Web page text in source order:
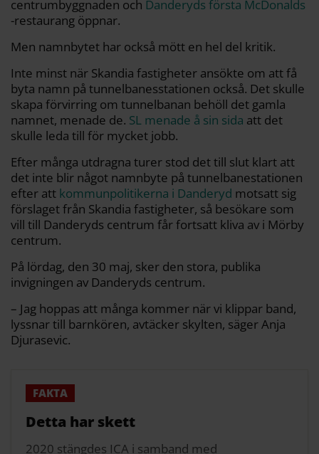
centrumbyggnaden och Danderyds första McDonalds
-restaurang öppnar.
Men namnbytet har också mött en hel del kritik.
Inte minst när Skandia fastigheter ansökte om att få
byta namn på tunnelbanesstationen också. Det skulle
skapa förvirring om tunnelbanan behöll det gamla
namnet, menade de. SL menade å sin sida att det
skulle leda till för mycket jobb.
Efter många utdragna turer stod det till slut klart att
det inte blir något namnbyte på tunnelbanestationen
efter att kommunpolitikerna i Danderyd motsatt sig
förslaget från Skandia fastigheter, så besökare som
vill till Danderyds centrum får fortsatt kliva av i Mörby
centrum.
På lördag, den 30 maj, sker den stora, publika
invigningen av Danderyds centrum.
– Jag hoppas att många kommer när vi klippar band,
lyssnar till barnkören, avtäcker skylten, säger Anja
Djurasevic.
Detta har skett
2020 stängdes ICA i samband med